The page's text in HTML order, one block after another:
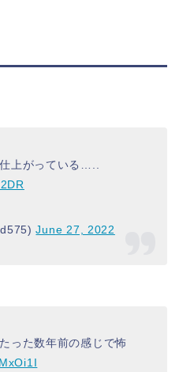
上がっている…..
June 27, 2022
った数年前の感じで怖